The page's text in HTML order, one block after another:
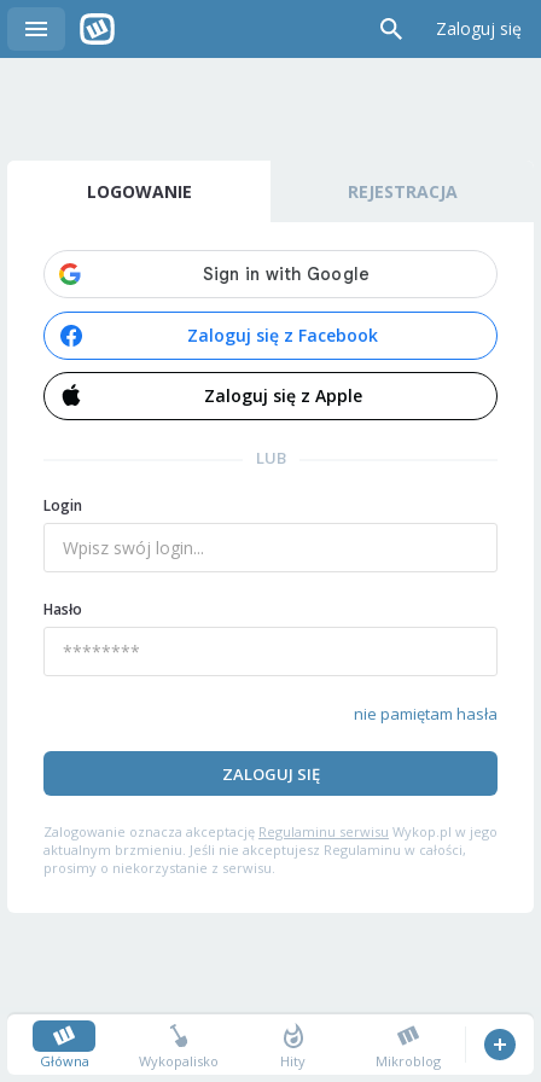
Zaloguj się
LOGOWANIE REJESTRACJA
Zaloguj się z Facebook
Zaloguj się z Apple
LUB
Login
Hasło
nie pamiętam hasła
ZALOGUJ SIĘ
Zalogowanie oznacza akceptację Regulaminu serwisu Wykop.pl w jego
aktualnym brzmieniu. Jeśli nie akceptujesz Regulaminu w całości,
prosimy o niekorzystanie z serwisu.
Główna Wykopalisko Hity Mikroblog